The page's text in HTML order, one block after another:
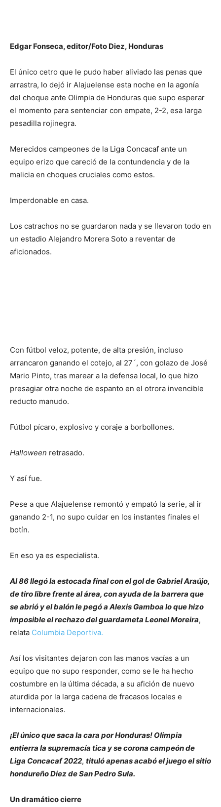
Edgar Fonseca, editor/Foto Diez, Honduras
El único cetro que le pudo haber aliviado las penas que
arrastra, lo dejó ir Alajuelense esta noche en la agonía
del choque ante Olimpia de Honduras que supo esperar
el momento para sentenciar con empate, 2-2, esa larga
pesadilla rojinegra.
Merecidos campeones de la Liga Concacaf ante un
equipo erizo que careció de la contundencia y de la
malicia en choques cruciales como estos.
Imperdonable en casa.
Los catrachos no se guardaron nada y se llevaron todo en
un estadio Alejandro Morera Soto a reventar de
aficionados.
Con fútbol veloz, potente, de alta presión, incluso
arrancaron ganando el cotejo, al 27´, con golazo de José
Mario Pinto, tras marear a la defensa local, lo que hizo
presagiar otra noche de espanto en el otrora invencible
reducto manudo.
Fútbol pícaro, explosivo y coraje a borbollones.
Halloween retrasado.
Y así fue.
Pese a que Alajuelense remontó y empató la serie, al ir
ganando 2-1, no supo cuidar en los instantes finales el
botín.
En eso ya es especialista.
Al 86 llegó la estocada final con el gol de Gabriel Araújo,
de tiro libre frente al área, con ayuda de la barrera que
se abrió y el balón le pegó a Alexis Gamboa lo que hizo
imposible el rechazo del guardameta Leonel Moreira,
relata Columbia Deportiva.
Así los visitantes dejaron con las manos vacías a un
equipo que no supo responder, como se le ha hecho
costumbre en la última década, a su afición de nuevo
aturdida por la larga cadena de fracasos locales e
internacionales.
¡El único que saca la cara por Honduras! Olimpia
entierra la supremacía tica y se corona campeón de
Liga Concacaf 2022, tituló apenas acabó el juego el sitio
hondureño Diez de San Pedro Sula.
Un dramático cierre